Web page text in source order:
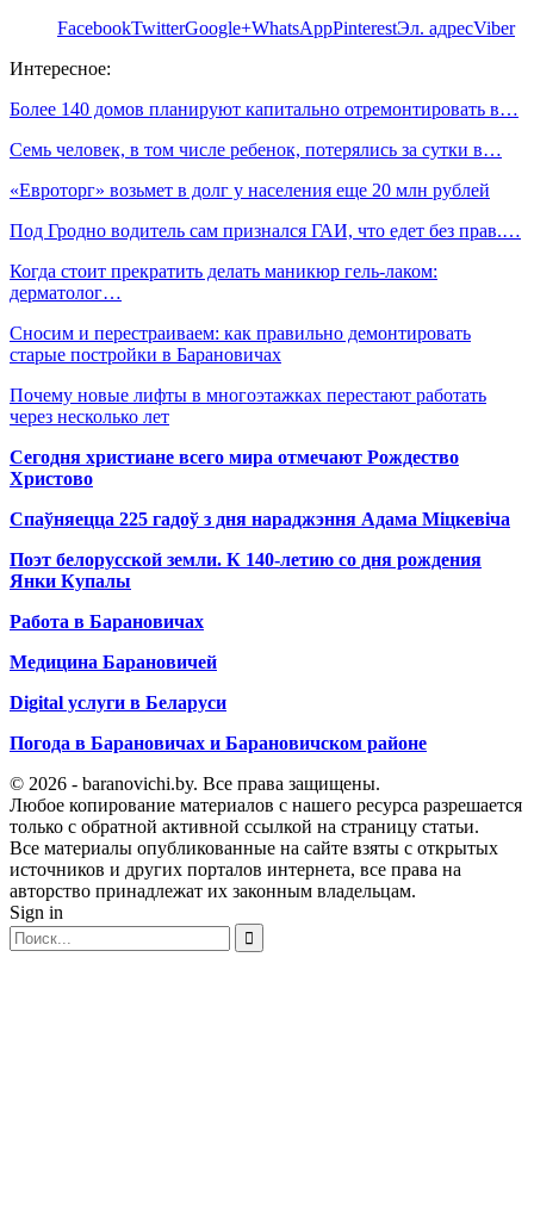
FacebookTwitterGoogle+WhatsAppPinterestЭл. адресViber
Интересное:
Более 140 домов планируют капитально отремонтировать в…
Семь человек, в том числе ребенок, потерялись за сутки в…
«Евроторг» возьмет в долг у населения еще 20 млн рублей
Под Гродно водитель сам признался ГАИ, что едет без прав.…
Когда стоит прекратить делать маникюр гель-лаком:
дерматолог…
Сносим и перестраиваем: как правильно демонтировать
старые постройки в Барановичах
Почему новые лифты в многоэтажках перестают работать
через несколько лет
Сегодня христиане всего мира отмечают Рождество
Христово
Спаўняецца 225 гадоў з дня нараджэння Адама Міцкевіча
Поэт белорусской земли. К 140-летию со дня рождения
Янки Купалы
Работа в Барановичах
Медицина Барановичей
Digital услуги в Беларуси
Погода в Барановичах и Барановичском районе
© 2026 - baranovichi.by. Все права защищены.
Любое копирование материалов с нашего ресурса разрешается
только с обратной активной ссылкой на страницу статьи.
Все материалы опубликованные на сайте взяты с открытых
источников и других порталов интернета, все права на
авторство принадлежат их законным владельцам.
Sign in